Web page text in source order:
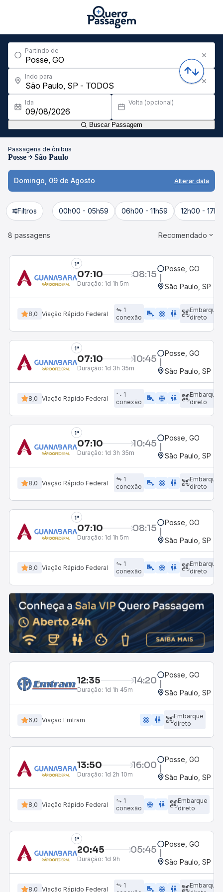
Partindo de
Indo para
Ida Volta (opcional)
Buscar Passagem
Passagens de ônibus
Posse São Paulo
Domingo, 09 de Agosto Alterar data
Filtros 00h00 - 05h59 06h00 - 11h59 12h00 -
8 passagens Recomendado
1°
07:10 08:15
Duração: 1d 1h 5m
Posse, GO
São Paulo, SP -
8,0 Viação Rápido Federal
1
conexão
airline_seat_legroom_extra ac_unit WC
Embarque
direto
1°
07:10 10:45
Duração: 1d 3h 35m
Posse, GO
São Paulo, SP -
8,0 Viação Rápido Federal
1
conexão
airline_seat_legroom_extra ac_unit WC
Embarque
direto
1°
07:10 10:45
Duração: 1d 3h 35m
Posse, GO
São Paulo, SP -
8,0 Viação Rápido Federal
1
conexão
airline_seat_legroom_extra ac_unit wc
Embarque
direto
1°
07:10 08:15
Duração: 1d 1h 5m
Posse, GO
São Paulo, SP -
8,0 Viação Rápido Federal
1
conexão
airline_seat_legroom_extra ac_unit wc
Embarque
direto
12:35 14:20
Duração: 1d 1h 45m
Posse, GO
São Paulo, SP -
6,0 Viação Emtram ac_unit wc
Embarque
direto
13:50 16:00
Duração: 1d 2h 10m
Posse, GO
São Paulo, SP -
8,0 Viação Rápido Federal
1
conexão
ac_unit wc
Embarque
direto
1°
20:45 05:45
Duração: 1d 9h
Posse, GO
São Paulo, SP -
8,0 Viação Rápido Federal
1
airline_seat_legroom_extra ac_unit wc
Embarque